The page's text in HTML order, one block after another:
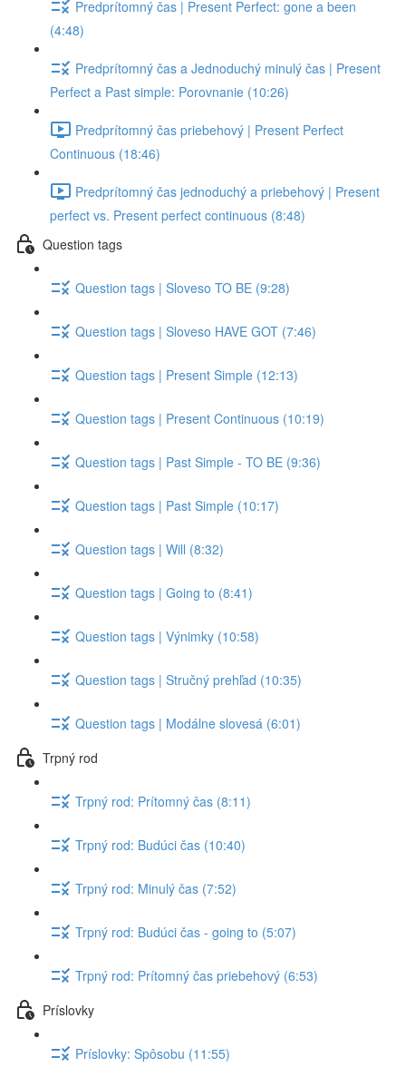
Predprítomný čas | Present Perfect: gone a been
(4:48)
Predprítomný čas a Jednoduchý minulý čas | Present
Perfect a Past simple: Porovnanie (10:26)
Predprítomný čas priebehový | Present Perfect
Continuous (18:46)
Predprítomný čas jednoduchý a priebehový | Present
perfect vs. Present perfect continuous (8:48)
Question tags
Question tags | Sloveso TO BE (9:28)
Question tags | Sloveso HAVE GOT (7:46)
Question tags | Present Simple (12:13)
Question tags | Present Continuous (10:19)
Question tags | Past Simple - TO BE (9:36)
Question tags | Past Simple (10:17)
Question tags | Will (8:32)
Question tags | Going to (8:41)
Question tags | Výnimky (10:58)
Question tags | Stručný prehľad (10:35)
Question tags | Modálne slovesá (6:01)
Trpný rod
Trpný rod: Prítomný čas (8:11)
Trpný rod: Budúci čas (10:40)
Trpný rod: Minulý čas (7:52)
Trpný rod: Budúci čas - going to (5:07)
Trpný rod: Prítomný čas priebehový (6:53)
Príslovky
Príslovky: Spôsobu (11:55)